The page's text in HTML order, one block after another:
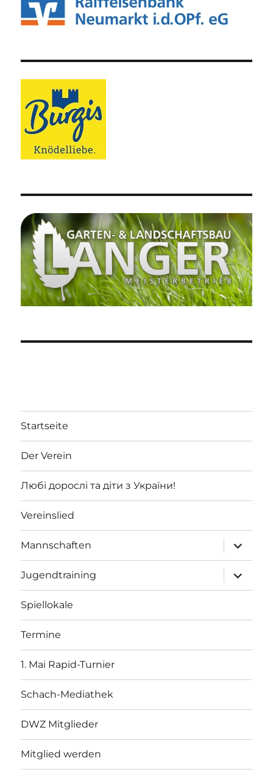
Startseite
Der Verein
Любі дорослі та діти з України!
Vereinslied
Mannschaften
öffnen
Jugendtraining
öffnen
Spiellokale
Termine
1. Mai Rapid-Turnier
Schach-Mediathek
DWZ Mitglieder
Mitglied werden